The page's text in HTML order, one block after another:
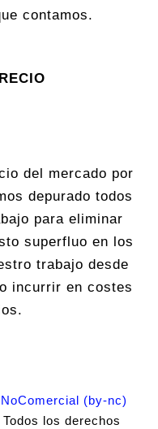
contamos.
del mercado por
depurado todos
para eliminar
superfluo en los
trabajo desde
incurrir en costes
(by-nc)
los derechos